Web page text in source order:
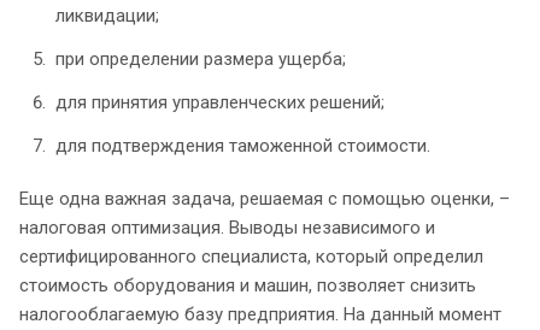
ликвидации;
при определении размера ущерба;
для принятия управленческих решений;
для подтверждения таможенной стоимости.
Еще одна важная задача, решаемая с помощью оценки, –
налоговая оптимизация. Выводы независимого и
сертифицированного специалиста, который определил
стоимость оборудования и машин, позволяет снизить
налогооблагаемую базу предприятия. На данный момент